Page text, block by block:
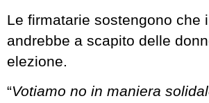
Le firmatarie sostengono che
andrebbe a scapito delle
elezione.
“Votiamo no in maniera